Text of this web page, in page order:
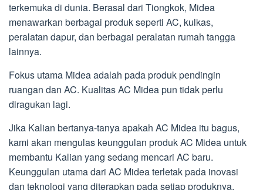
terkemuka di dunia. Berasal dari Tiongkok, Midea
menawarkan berbagai produk seperti AC, kulkas,
peralatan dapur, dan berbagai peralatan rumah tangga
lainnya.
Fokus utama Midea adalah pada produk pendingin
ruangan dan AC. Kualitas AC Midea pun tidak perlu
diragukan lagi.
Jika Kalian bertanya-tanya apakah AC Midea itu bagus,
kami akan mengulas keunggulan produk AC Midea untuk
membantu Kalian yang sedang mencari AC baru.
Keunggulan utama dari AC Midea terletak pada inovasi
dan teknologi yang diterapkan pada setiap produknya.